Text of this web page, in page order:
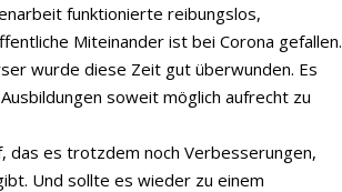
funktionierte reibungslos,
Miteinander ist bei Corona gefallen.
wurde diese Zeit gut überwunden. Es
soweit möglich aufrecht zu
das es trotzdem noch Verbesserungen,
Und sollte es wieder zu einem